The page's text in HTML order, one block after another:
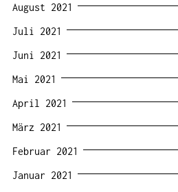
August 2021
Juli 2021
Juni 2021
Mai 2021
April 2021
März 2021
Februar 2021
Januar 2021